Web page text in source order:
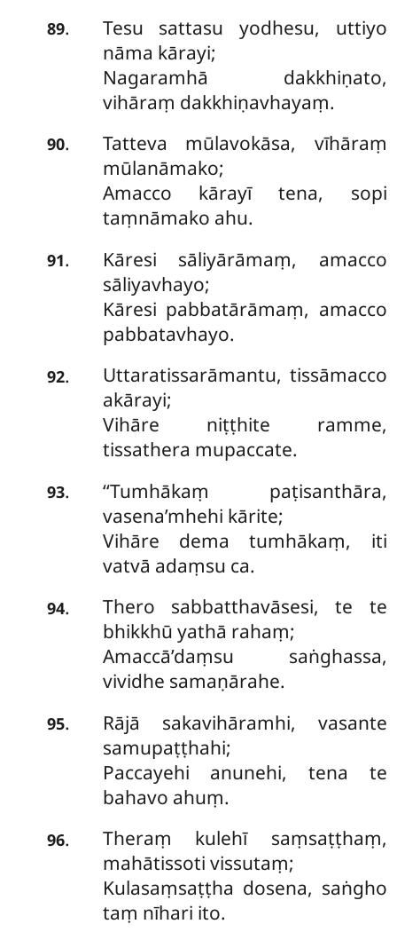
89.
Tesu sattasu yodhesu, uttiyo
nāma kārayi;
Nagaramhā dakkhiṇato,
vihāraṃ dakkhiṇavhayaṃ.
90. Tatteva mūlavokāsa, vīhāraṃ
mūlanāmako;
Amacco kārayī tena, sopi
taṃnāmako ahu.
91.
Kāresi sāliyārāmaṃ, amacco
sāliyavhayo;
Kāresi pabbatārāmaṃ, amacco
pabbatavhayo.
92.
Uttaratissarāmantu, tissāmacco
akārayi;
Vihāre niṭṭhite ramme,
tissathera mupaccate.
93.
‘‘Tumhākaṃ paṭisanthāra,
vasena’mhehi kārite;
Vihāre dema tumhākaṃ, iti
vatvā adaṃsu ca.
94.
Thero sabbatthavāsesi, te te
bhikkhū yathā rahaṃ;
Amaccā’daṃsu saṅghassa,
vividhe samaṇārahe.
95.
Rājā sakavihāramhi, vasante
samupaṭṭhahi;
Paccayehi anunehi, tena te
bahavo ahuṃ.
96.
Theraṃ kulehī saṃsaṭṭhaṃ,
mahātissoti vissutaṃ;
Kulasaṃsaṭṭha dosena, saṅgho
taṃ nīhari ito.